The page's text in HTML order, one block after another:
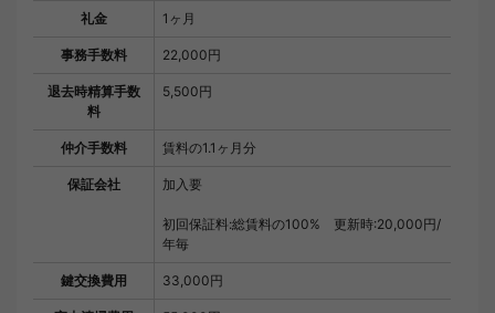
礼金 1ヶ月
事務手数料 22,000円
退去時精算手数
料
5,500円
仲介手数料 賃料の1.1ヶ月分
保証会社 加入要
初回保証料:総賃料の100% 更新時:20,000円/
年毎
鍵交換費用 33,000円